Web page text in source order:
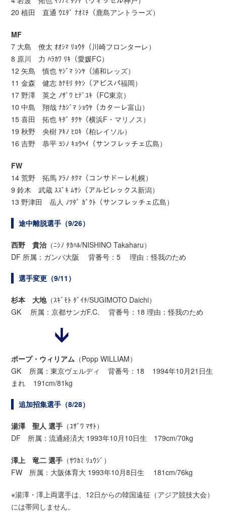
20 植田 直通 ｳｴﾀﾞ ﾅｵﾐﾁ（鹿島アントラーズ）
MF
7 大島 僚太 ｵｵｼﾏ ﾘｮｳﾀ（川崎フロンターレ）
8 原川 力 ﾊﾗｶﾜ ﾘｷ（愛媛FC）
12 矢島 慎也 ﾔｼﾞﾏ ｼﾝﾔ（浦和レッズ）
11 金森 健志 ｶﾅﾓﾘ ﾀｹｼ（アビスパ福岡）
17 野澤 英之 ﾉｻﾞﾜ ﾋﾃﾞﾕｷ（FC東京）
10 中島 翔哉 ﾅｶｼﾞﾏ ｼｮｳﾔ（カターレ富山）
15 喜田 拓也 ｷﾀﾞ ﾀｸﾔ（横浜F・マリノス）
19 秋野 央樹 ｱｷﾉ ﾋﾛｷ（柏レイソル）
16 吉野 恭平 ﾖｼﾉ ｷｮｳﾍｲ（サンフレッチェ広島）
FW
14 荒野 拓馬 ｱﾗﾉ ﾀｸﾏ（コンサドーレ札幌）
9 鈴木 武蔵 ｽｽﾞｷ ﾑｻｼ（アルビレックス新潟）
13 野津田 岳人 ﾉﾂﾀﾞ ｶﾞｸﾄ（サンフレッチェ広島）
途中離脱選手（9/26）
西野 貴治（ﾆｼﾉ ﾀｶﾊﾙ/NISHINO Takaharu）
DF 所属：ガンバ大阪 背番号：5 理由：怪我のため
選手変更（9/11）
杉本 大地（ｽｷﾞﾓﾄ ﾀﾞｲﾁ/SUGIMOTO Daichi）
GK 所属：京都サンガF.C. 背番号：18 理由：怪我のため
ポープ・ウィリアム （Popp WILLIAM）
GK 所属：東京ヴェルディ 背番号：18 1994年10月21日生
まれ 191cm/81kg
追加招集選手（8/28）
湯澤 聖人 選手 （ﾕｻﾞﾜ ﾏｻﾄ）
DF 所属：流通経済大 1993年10月10日生 179cm/70kg
澤上 竜二 選手 （ｻﾜｶﾐ ﾘｭｳｼﾞ）
FW 所属：大阪体育大 1993年10月8日生 181cm/76kg
※湯澤・澤上両選手は、12日からの韓国遠征（アジア競技大会）
には帯同しません。